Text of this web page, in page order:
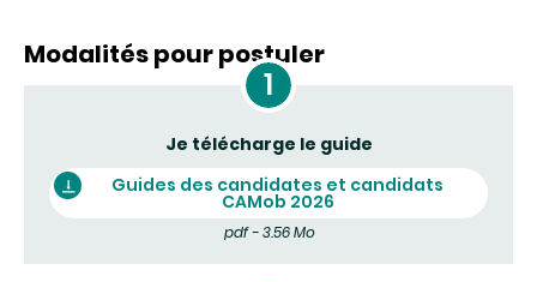
Modalités pour postuler
Je télécharge le guide
Guides des candidates et candidats
CAMob 2026
pdf - 3.56 Mo